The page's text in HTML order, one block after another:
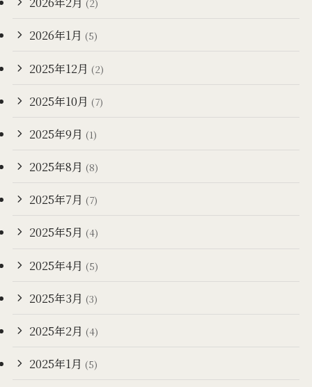
(2)
2026年1月 (5)
2025年12月 (2)
2025年10月 (7)
2025年9月 (1)
2025年8月 (8)
2025年7月 (7)
2025年5月 (4)
2025年4月 (5)
2025年3月 (3)
2025年2月 (4)
2025年1月 (5)